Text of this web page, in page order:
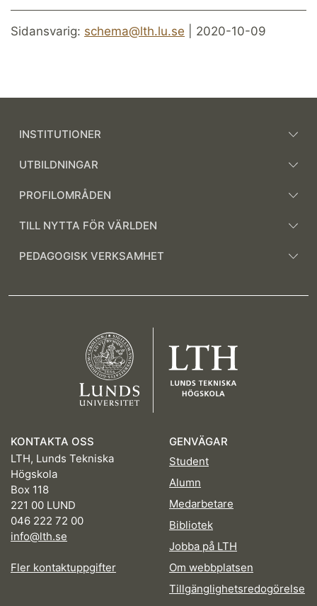
Sidansvarig: schema@lth.lu.se | 2020-10-09
INSTITUTIONER
UTBILDNINGAR
PROFILOMRÅDEN
TILL NYTTA FÖR VÄRLDEN
PEDAGOGISK VERKSAMHET
KONTAKTA OSS
LTH, Lunds Tekniska
Högskola
Box 118
221 00 LUND
046 222 72 00
info@lth.se
Fler kontaktuppgifter
GENVÄGAR
Student
Alumn
Medarbetare
Bibliotek
Jobba på LTH
Om webbplatsen
Tillgänglighetsredogörelse